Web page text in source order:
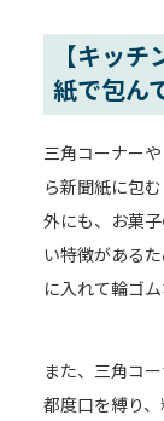
【キッ
紙で包ん
三角コーナー
ら新聞紙に包
外にも、お菓
い特徴がある
に入れて輪ゴ
また、三角コ
都度口を縛り